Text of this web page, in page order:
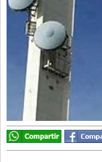
El Precio Que Yo Ví
Entrevista
Entrevista Exclusiva
Finanzas
Gastronomia
Internacionales
La Opinión del